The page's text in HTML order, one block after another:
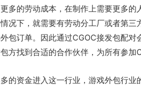
多的劳动成本，在制作上需要更多
况下，就需要有劳动分工厂或者第
包订单。因此通过CGOC接发包配
方找到合适的合作伙伴，为所有参加
的资金进入这一行业，游戏外包行